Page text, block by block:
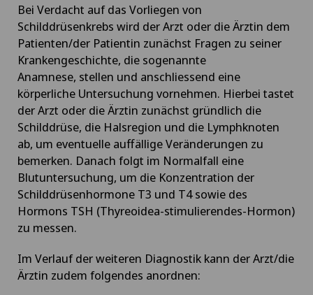
Dermatologie und Venerologie
Diabetologie
DIAfit – Diabetes and Exercise Program
Dickdarmchirurgie
Dünndarmchirurgie
Einzelcoaching / Typberatung
Ejakulationsstörungen
Bei Verdacht auf das Vorliegen von
Schilddrüsenkrebs wird der Arzt oder die Ärztin dem
Patienten/der Patientin zunächst Fragen zu seiner
Krankengeschichte, die sogenannte
Anamnese, stellen und anschliessend eine
körperliche Untersuchung vornehmen. Hierbei tastet
der Arzt oder die Ärztin zunächst gründlich die
Schilddrüse, die Halsregion und die Lymphknoten
ab, um eventuelle auffällige Veränderungen zu
bemerken. Danach folgt im Normalfall eine
Blutuntersuchung, um die Konzentration der
Schilddrüsenhormone T3 und T4 sowie des
Hormons TSH (Thyreoidea-stimulierendes-Hormon)
zu messen.
Im Verlauf der weiteren Diagnostik kann der Arzt/die
Ärztin zudem folgendes anordnen: